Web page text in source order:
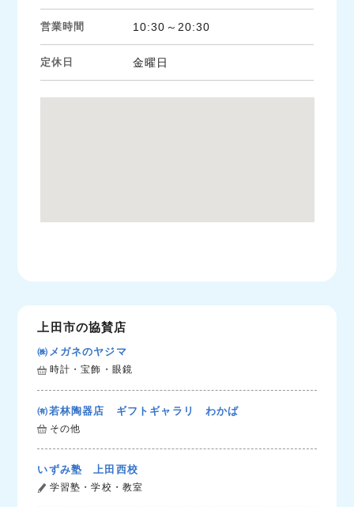
営業時間 10:30～20:30
定休日 金曜日
上田市の協賛店
㈱メガネのヤジマ
時計・宝飾・眼鏡
㈲若林陶器店 ギフトギャラリ わかば
その他
いずみ塾 上田西校
学習塾・学校・教室